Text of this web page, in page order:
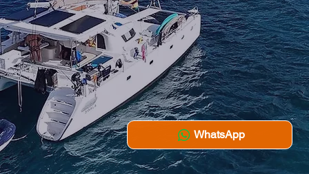
WhatsApp